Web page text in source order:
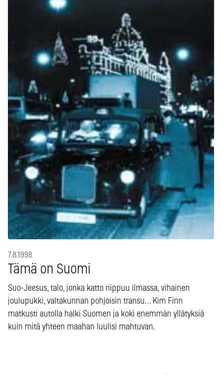
7.8.1998
Tämä on Suomi
Suo-Jeesus, talo, jonka katto riippuu ilmassa, vihainen
joulupukki, valtakunnan pohjoisin transu… Kim Finn
matkusti autolla halki Suomen ja koki enemmän yllätyksiä
kuin mitä yhteen maahan luulisi mahtuvan.